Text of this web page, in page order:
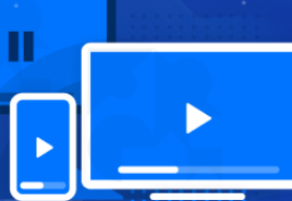
Ep. 38 12 nov. 2025